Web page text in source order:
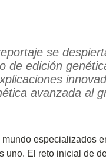
se
de edición
avanzada al
especializados
uno. El reto inicial de